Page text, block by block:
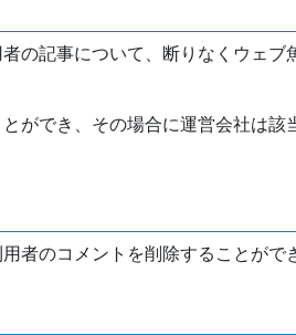
の記事について、断りなくウェブ
ができ、その場合に運営会社は該
者のコメントを削除することがで